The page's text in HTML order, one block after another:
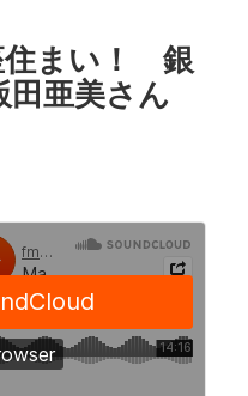
住まい！ 銀
田亜美さん